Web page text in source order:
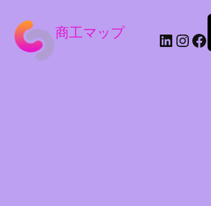
商工マップ LinkedIn Instagram Facebook